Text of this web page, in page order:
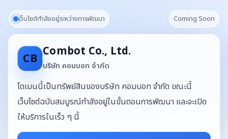
เว็บไซต์กำลังอยู่ระหว่างการพัฒนา Coming Soon
CB Combot Co., Ltd.
บริษัท คอมบอท จำกัด
โดเมนนี้เป็นทรัพย์สินของบริษัท คอมบอท จำกัด ขณะนี้
เว็บไซต์ฉบับสมบูรณ์กำลังอยู่ในขั้นตอนการพัฒนา และจะเปิด
ให้บริการในเร็ว ๆ นี้